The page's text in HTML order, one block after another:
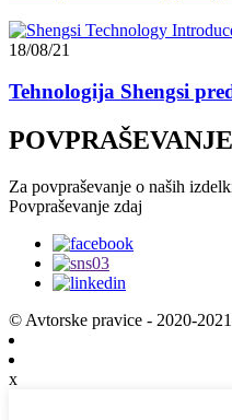
18/08/21
Tehnologija Shengsi
POVPRAŠEVANJE
Za povpraševanje o naših
Povpraševanje zdaj
© Avtorske pravice - 2020-
x